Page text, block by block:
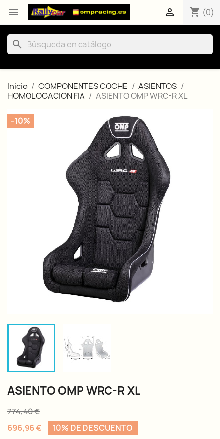
 shopping_cart (0)

search
Inicio COMPONENTES COCHE
ASIENTOS
HOMOLOGACION FIA
ASIENTO OMP WRC-R XL
-10%
ASIENTO OMP WRC-R XL
774,40 €
696,96 €
10% DE DESCUENTO